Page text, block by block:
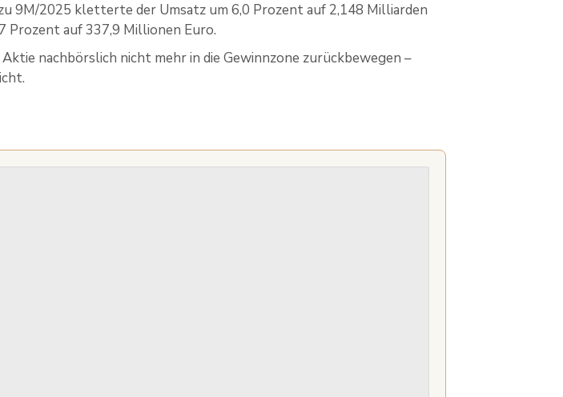
9M/2025 kletterte der Umsatz um 6,0 Prozent auf 2,148 Milliarden
Prozent auf 337,9 Millionen Euro.
nachbörslich nicht mehr in die Gewinnzone zurückbewegen –